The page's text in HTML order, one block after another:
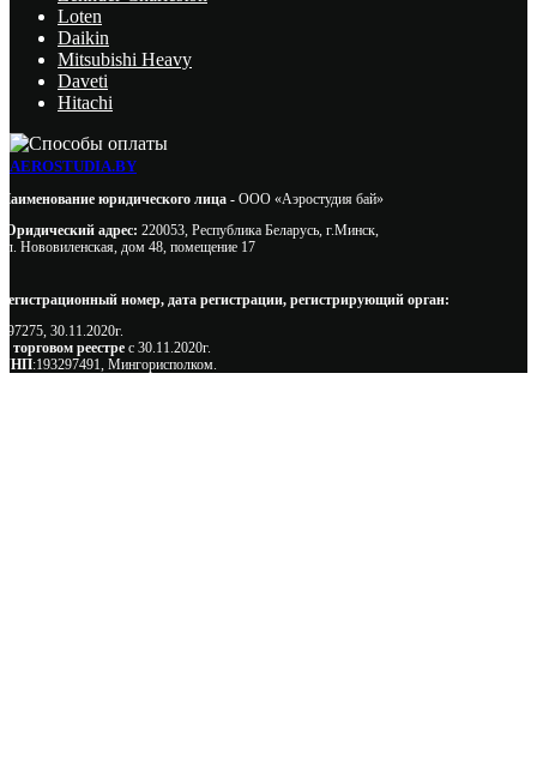
Loten
Daikin
Mitsubishi Heavy
Daveti
Hitachi
AEROSTUDIA.BY
Наименование юридического лица - ООО «Аэростудия бай»
Юридический адрес: 220053, Республика Беларусь, г.Минск,
ул. Нововиленская, дом 48, помещение 17
Регистрационный номер, дата регистрации, регистрирующий орган:
497275, 30.11.2020г.
В торговом реестре с 30.11.2020г.
УНП:193297491, Мингорисполком.